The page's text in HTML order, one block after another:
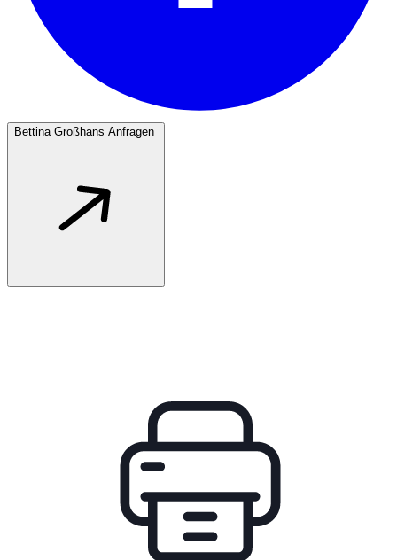
Bettina Großhans Anfragen